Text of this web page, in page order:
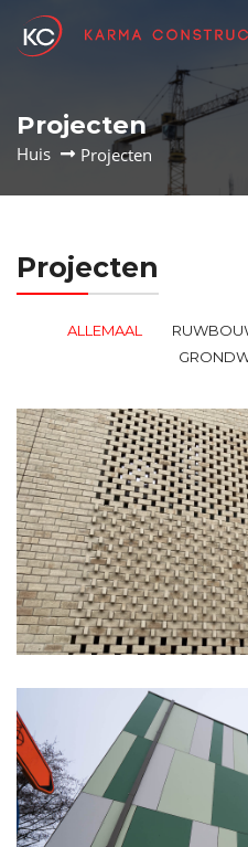
Projecten
Huis Projecten
Projecten
ALLEMAAL